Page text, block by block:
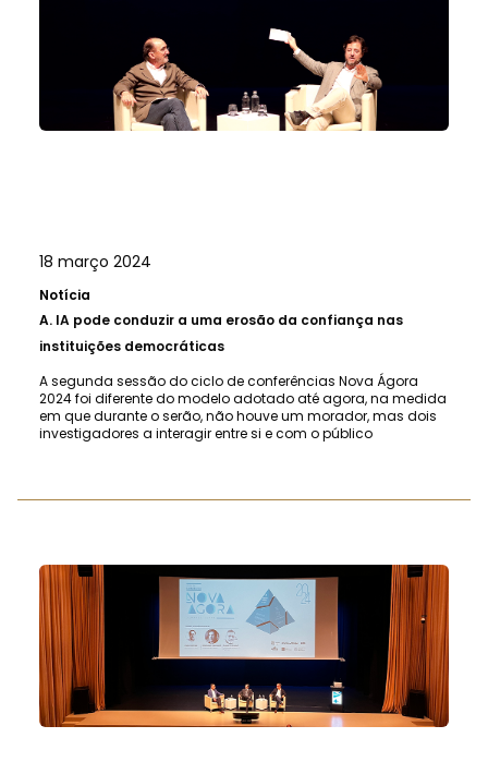
18 março 2024
Notícia
A. IA pode conduzir a uma erosão da confiança nas
instituições democráticas
A segunda sessão do ciclo de conferências Nova Ágora
2024 foi diferente do modelo adotado até agora, na medida
em que durante o serão, não houve um morador, mas dois
investigadores a interagir entre si e com o público